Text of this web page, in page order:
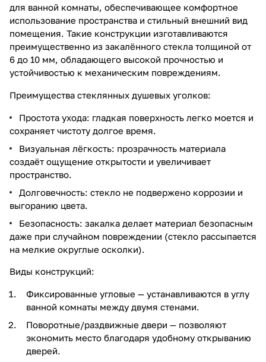
для ванной комнаты, обеспечивающее комфортное
использование пространства и стильный внешний вид
помещения. Такие конструкции изготавливаются
преимущественно из закалённого стекла толщиной от
6 до 10 мм, обладающего высокой прочностью и
устойчивостью к механическим повреждениям.
Преимущества стеклянных душевых уголков:
Простота ухода: гладкая поверхность легко моется и
сохраняет чистоту долгое время.
Визуальная лёгкость: прозрачность материала
создаёт ощущение открытости и увеличивает
пространство.
Долговечность: стекло не подвержено коррозии и
выгоранию цвета.
Безопасность: закалка делает материал безопасным
даже при случайном повреждении (стекло рассыпается
на мелкие округлые осколки).
Виды конструкций:
Фиксированные угловые — устанавливаются в углу
ванной комнаты между двумя стенами.
Поворотные/раздвижные двери — позволяют
экономить место благодаря удобному открыванию
дверей.